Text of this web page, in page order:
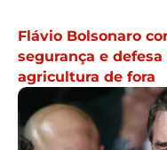
Flávio Bolsonaro
segurança e
agricultura de fora